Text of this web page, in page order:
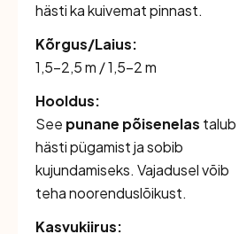
hästi ka kuivemat pinnast.
Kõrgus/Laius:
1,5–2,5 m / 1,5–2 m
Hooldus:
See punane põisenelas talub
hästi pügamist ja sobib
kujundamiseks. Vajadusel võib
teha noorenduslõikust.
Kasvukiirus: